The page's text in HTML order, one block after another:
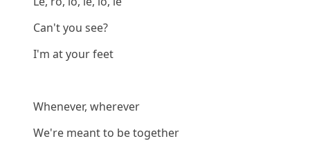
Can't you see?
I'm at your feet
Whenever, wherever
We're meant to be together